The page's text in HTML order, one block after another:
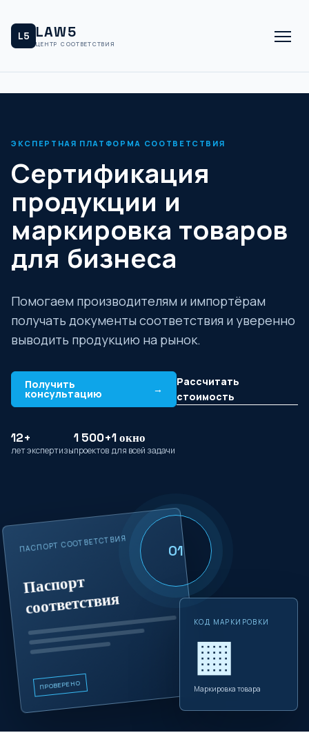
L5 LAW5
ЦЕНТР СООТВЕТСТВИЯ
ЭКСПЕРТНАЯ ПЛАТФОРМА СООТВЕТСТВИЯ
Сертификация
продукции и
маркировка товаров
для бизнеса
Помогаем производителям и импортёрам
получать документы соответствия и уверенно
выводить продукцию на рынок.
Получить
консультацию →
Рассчитать
стоимость
12+
лет экспертизы
1 500+
проектов
1 окно
для всей задачи
ПАСПОРТ СООТВЕТСТВИЯ
Паспорт
соответствия
ПРОВЕРЕНО
КОД МАРКИРОВКИ
▦
Маркировка товара
01